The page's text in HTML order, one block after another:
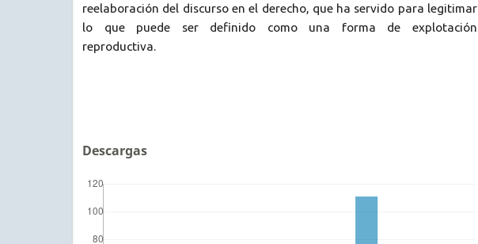
reelaboración del discurso en el derecho, que ha servido para legitimar
lo que puede ser definido como una forma de explotación
reproductiva.
Descargas